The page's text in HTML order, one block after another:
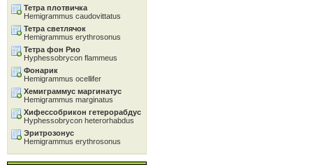
Тетра плотвичка
Hemigrammus caudovittatus
Тетра светлячок
Hemigrammus erythrosonus
Тетра фон Рио
Hyphessobrycon flammeus
Фонарик
Hemigrammus ocellifer
Хемиграммус маргинатус
Hemigrammus marginatus
Хифессобрикон гетерорабдус
Hyphessobrycon heterorhabdus
Эритрозонус
Hemigrammus erythrosonus